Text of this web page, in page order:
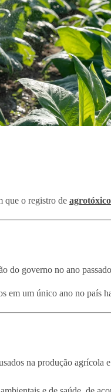
que o registro de
do governo no ano
em um único ano no país
na produção agrícola